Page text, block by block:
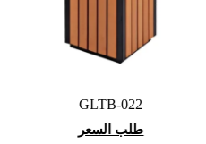
GLTB-022
طلب السعر